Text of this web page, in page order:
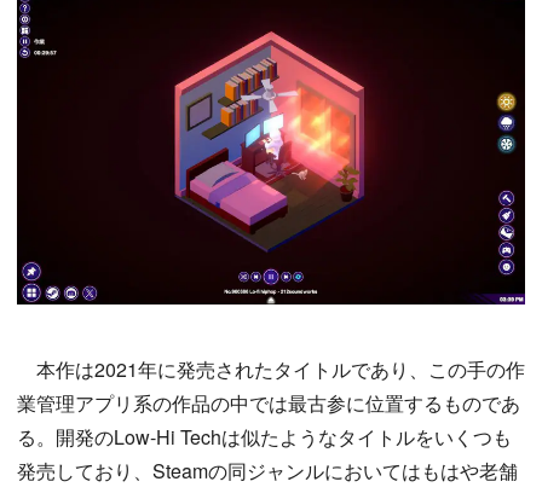
本作は2021年に発売されたタイトルであり、この手の作
業管理アプリ系の作品の中では最古参に位置するものであ
る。開発のLow-Hi Techは似たようなタイトルをいくつも
発売しており、Steamの同ジャンルにおいてはもはや老舗